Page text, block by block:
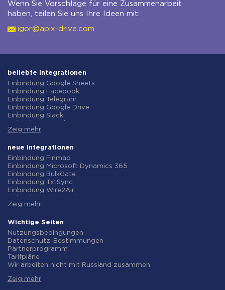
Wenn Sie Vorschläge für eine Zusammenarbeit
haben, teilen Sie uns Ihre Ideen mit:
igor@apix-drive.com
beliebte Integrationen
Einbindung Google Sheets
Einbindung Facebook
Einbindung Telegram
Einbindung Google Drive
Einbindung Slack
Einbindung Gmail
Einbindung ClickUp
Einbindung Airtable
Einbindung Google Contacts
Einbindung OpenAI (ChatGPT)
Einbindung Instagram
Einbindung ActiveCampaign
Einbindung Typeform
Einbindung Salesforce CRM
Einbindung Notion
Einbindung AWeber
Einbindung Asana
Einbindung ZOHO CRM
Einbindung Webhooks
Einbindung GetResponse
Einbindung WooCommerce
Zeig mehr
neue Integrationen
Einbindung Finmap
Einbindung Microsoft Dynamics 365
Einbindung BulkGate
Einbindung TxtSync
Einbindung Wire2Air
Einbindung Infobip
Einbindung AtomPark
Einbindung TXTImpact
Einbindung Campaign Monitor
Einbindung CM.com
Einbindung D7 Networks
Einbindung SMS.to
Einbindung SMSGlobal
Einbindung Textlocal
Zeig mehr
Wichtige Seiten
Nutzungsbedingungen
Datenschutz-Bestimmungen
Partnerprogramm
Tarifpläne
Wir arbeiten nicht mit Russland zusammen.
Rückgaberecht
Zeig mehr